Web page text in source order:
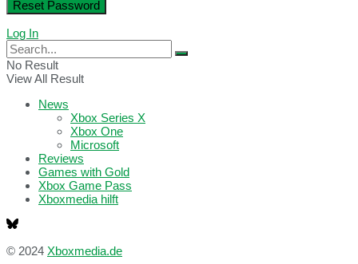
Log In
No Result
View All Result
News
Xbox Series X
Xbox One
Microsoft
Reviews
Games with Gold
Xbox Game Pass
Xboxmedia hilft
© 2024 Xboxmedia.de